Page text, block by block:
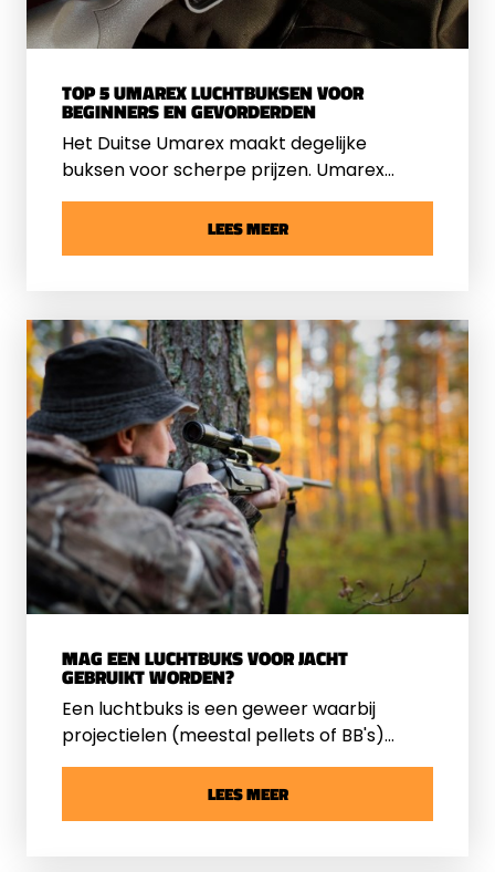
TOP 5 UMAREX LUCHTBUKSEN VOOR
BEGINNERS EN GEVORDERDEN
Het Duitse Umarex maakt degelijke
buksen voor scherpe prijzen. Umarex
biedt een ruim assortiment aan
luchtbuksen voor verschillende
toepassingen in verschillende prijsklassen.
LEES MEER
MAG EEN LUCHTBUKS VOOR JACHT
GEBRUIKT WORDEN?
Een luchtbuks is een geweer waarbij
projectielen (meestal pellets of BB's)
worden afgevuurd door middel van
gecomprimeerde lucht of andere gassen.
Ze variëren in type en kracht, van lichte
LEES MEER